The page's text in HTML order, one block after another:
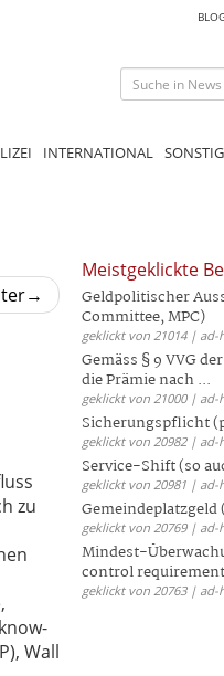
INTERNATIONAL
→
zu
Wall
Meistgeklickte
Geldpolitischer
Committee, MPC)
geklickt von 21014 | ad-
Gemäss § 9 VVG
die Prämie nach ...
geklickt von 21000 | ad-
Sicherungspflicht
geklickt von 20982 | ad-
Service-Shift (so
geklickt von 20981 | ad-
geklickt von 20769 | ad-
Mindest-
control
geklickt von 20763 | ad-